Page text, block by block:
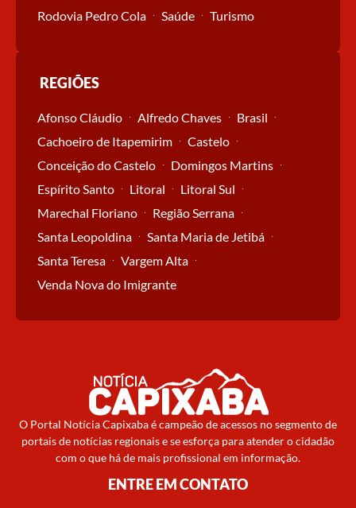
Rodovia Pedro Cola
Saúde Turismo
REGIÕES
Afonso Cláudio Alfredo Chaves
Brasil
Cachoeiro de Itapemirim
Castelo
Conceição do Castelo
Domingos Martins
Espírito Santo
Litoral
Litoral Sul
Marechal Floriano
Região Serrana
Santa Leopoldina
Santa Maria de Jetibá
Santa Teresa
Vargem Alta
Venda Nova do Imigrante
O Portal Notícia Capixaba é campeão de acessos no segmento de
portais de notícias regionais e se esforça para atender o cidadão
com o que há de mais profissional em informação.
ENTRE EM CONTATO